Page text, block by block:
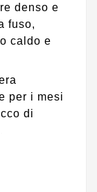
denso e
fuso,
caldo e
per i mesi
di